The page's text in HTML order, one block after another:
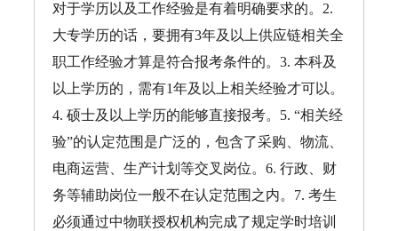
对于学历以及工作经验是有着明确要求的。2.
大专学历的话，要拥有3年及以上供应链相关全
职工作经验才算是符合报考条件的。3. 本科及
以上学历的，需有1年及以上相关经验才可以。
4. 硕士及以上学历的能够直接报考。5. “相关经
验”的认定范围是广泛的，包含了采购、物流、
电商运营、生产计划等交叉岗位。6. 行政、财
务等辅助岗位一般不在认定范围之内。7. 考生
必须通过中物联授权机构完成了规定学时培训